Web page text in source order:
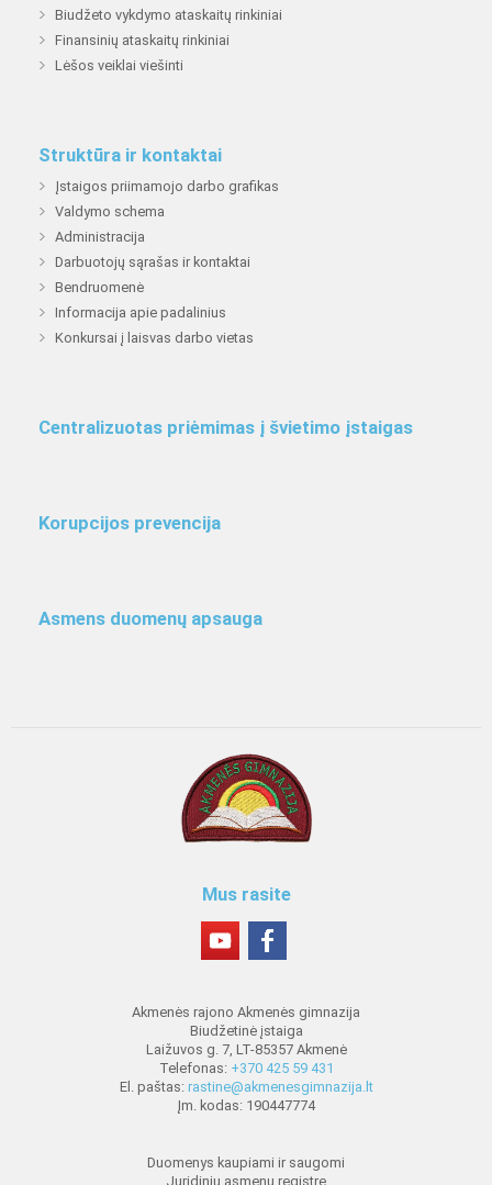
Biudžeto vykdymo ataskaitų rinkiniai
Finansinių ataskaitų rinkiniai
Lėšos veiklai viešinti
Struktūra ir kontaktai
Įstaigos priimamojo darbo grafikas
Valdymo schema
Administracija
Darbuotojų sąrašas ir kontaktai
Bendruomenė
Informacija apie padalinius
Konkursai į laisvas darbo vietas
Centralizuotas priėmimas į švietimo įstaigas
Korupcijos prevencija
Asmens duomenų apsauga
Mus rasite
Akmenės rajono Akmenės gimnazija
Biudžetinė įstaiga
Laižuvos g. 7, LT-85357 Akmenė
Telefonas: +370 425 59 431
El. paštas: rastine@akmenesgimnazija.lt
Įm. kodas: 190447774
Duomenys kaupiami ir saugomi
Juridinių asmenų registre